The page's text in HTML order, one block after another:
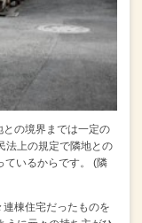
の境界までは一定の
法上の規定で隣地との
いるからです。
(隣
棟住宅だったものを